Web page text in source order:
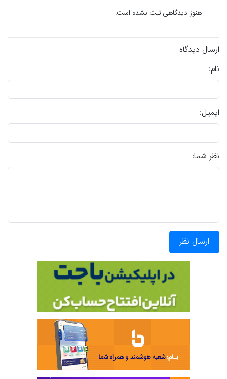
هنوز دیدگاهی ثبت نشده است.
ارسال دیدگاه
نام:
ایمیل:
نظر شما:
ارسال نظر